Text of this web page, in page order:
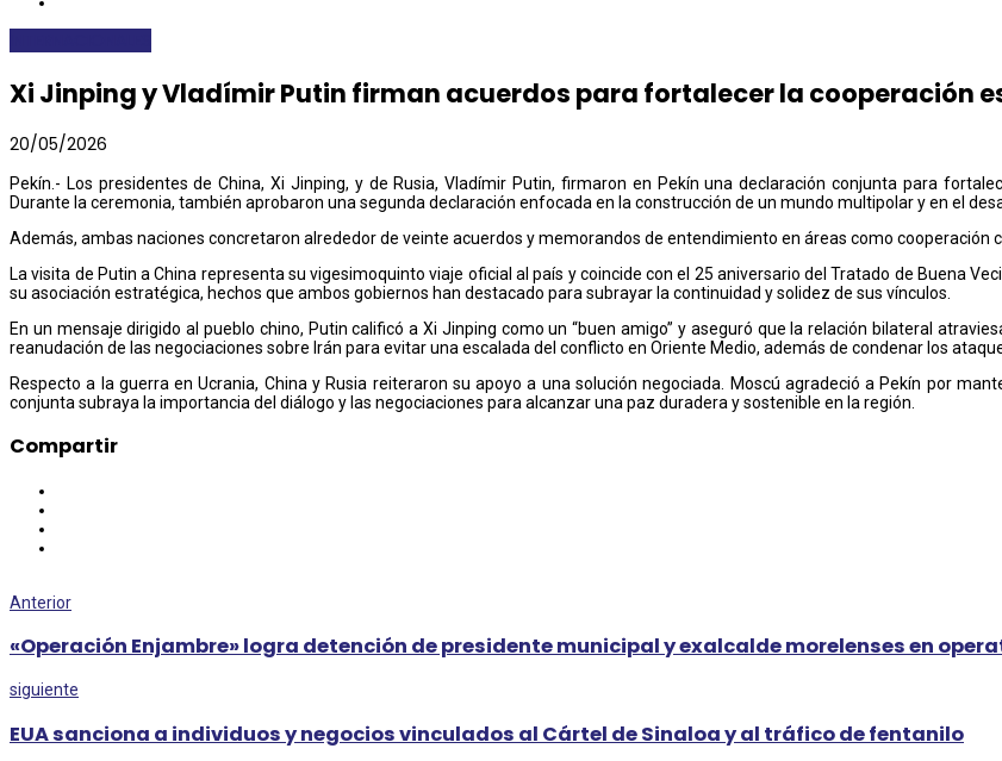
Xi Jinping y Vladímir Putin firman acuerdos para fortalecer la cooperación
20/05/2026
Pekín.- Los presidentes de China, Xi Jinping, y de Rusia, Vladímir Putin, firmaron en Pekín una declaración conjunta para
Durante la ceremonia, también aprobaron una segunda declaración enfocada en la construcción de un mundo multipolar y en el
Además, ambas naciones concretaron alrededor de veinte acuerdos y memorandos de entendimiento en áreas como cooperación
La visita de Putin a China representa su vigesimoquinto viaje oficial al país y coincide con el 25 aniversario del Tratado de Buena
su asociación estratégica, hechos que ambos gobiernos han destacado para subrayar la continuidad y solidez de sus vínculos.
En un mensaje dirigido al pueblo chino, Putin calificó a Xi Jinping como un “buen amigo” y aseguró que la relación bilateral
reanudación de las negociaciones sobre Irán para evitar una escalada del conflicto en Oriente Medio, además de condenar los
Respecto a la guerra en Ucrania, China y Rusia reiteraron su apoyo a una solución negociada. Moscú agradeció a Pekín por
conjunta subraya la importancia del diálogo y las negociaciones para alcanzar una paz duradera y sostenible en la región.
Compartir
Anterior
«Operación Enjambre» logra detención de presidente municipal y exalcalde morelenses en
siguiente
EUA sanciona a individuos y negocios vinculados al Cártel de Sinaloa y al tráfico de fentanilo